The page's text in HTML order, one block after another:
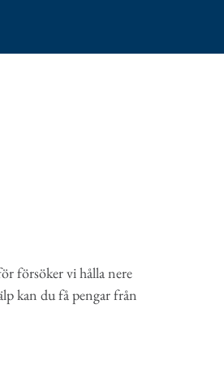
försöker vi hålla nere
kan du få pengar från